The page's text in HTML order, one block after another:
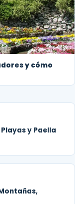
y cómo
y Paella